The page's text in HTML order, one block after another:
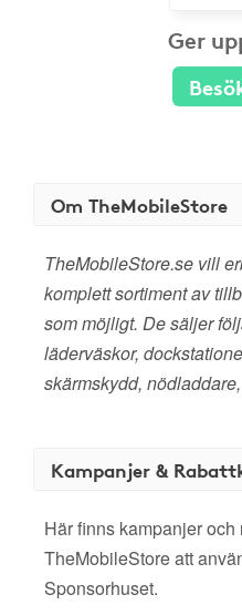
Ger
Om TheMobileStore
TheMobileStore.se vill
komplett sortiment av
som möjligt. De säljer
läderväskor,
skärmskydd,
Kampanjer &
Här finns kampanjer och
TheMobileStore att
Sponsorhuset.